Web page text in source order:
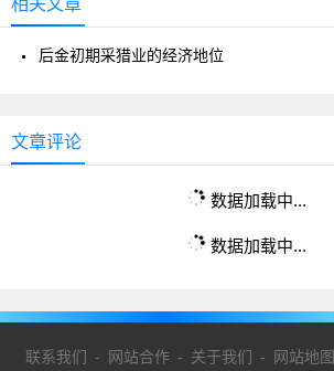
相关文章
后金初期采猎业的经济地位
文章评论
数据加载中...
数据加载中...
联系我们 - 网站合作- 关于我们 - 网站地图